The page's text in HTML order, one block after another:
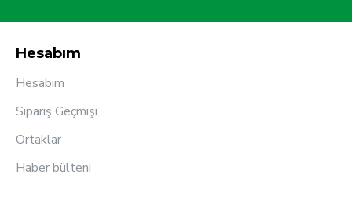
Hesabım
Hesabım
Sipariş Geçmişi
Ortaklar
Haber bülteni